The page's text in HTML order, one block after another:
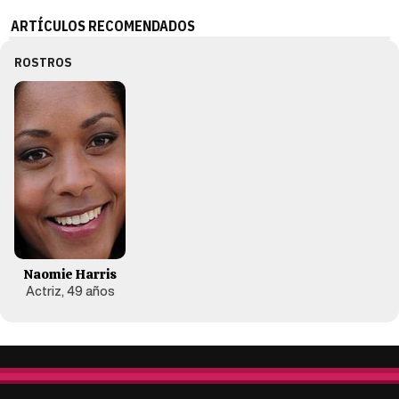
ARTÍCULOS RECOMENDADOS
ROSTROS
Naomie Harris
Actriz, 49 años